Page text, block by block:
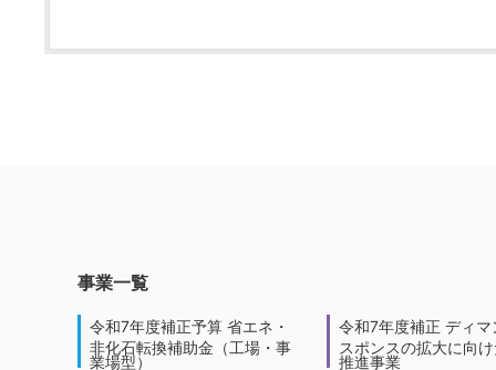
事業一覧
令和7年度補正予算 省エネ・
非化石転換補助金（工場・事
業場型）
令和7年度補正 ディマ
スポンスの拡大に向
推進事業